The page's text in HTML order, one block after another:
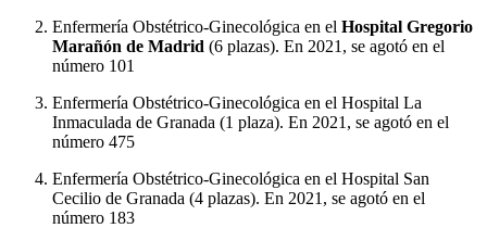
Enfermería Obstétrico-Ginecológica en el Hospital Gregorio
Marañón de Madrid (6 plazas). En 2021, se agotó en el
número 101
Enfermería Obstétrico-Ginecológica en el Hospital La
Inmaculada de Granada (1 plaza). En 2021, se agotó en el
número 475
Enfermería Obstétrico-Ginecológica en el Hospital San
Cecilio de Granada (4 plazas). En 2021, se agotó en el
número 183